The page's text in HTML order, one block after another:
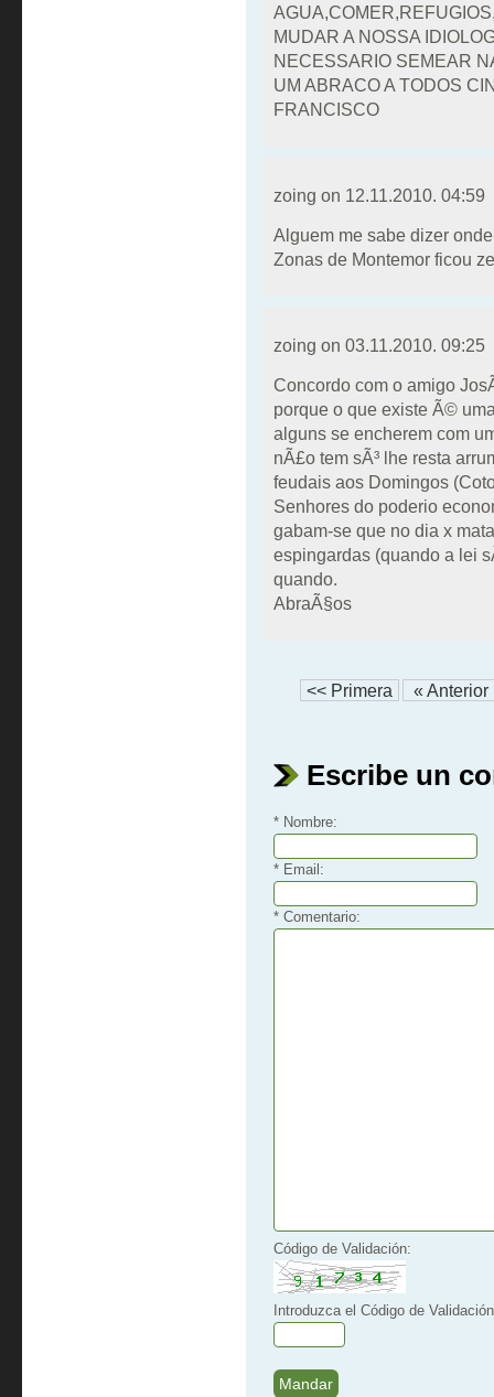
MUDAR A NOSSA
NECESSARIO SEMEAR
UM ABRACO A TODOS
FRANCISCO
zoing on 12.11.2010. 04:59
Alguem me sabe dizer
Zonas de Montemor ficou
zoing on 03.11.2010. 09:25
Concordo com o amigo
porque o que existe Ã©
alguns se encherem com
nÃ£o tem sÃ³ lhe resta
feudais aos Domingos
Senhores do poderio
gabam-se que no dia x
espingardas (quando a lei
quando.
AbraÃ§os
<< Primera « Anterior
Escribe un
* Nombre:
* Email:
* Comentario:
Código de Validación:
Introduzca el Código de